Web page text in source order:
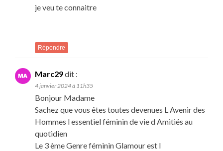
je veu te connaitre
Répondre
Marc29dit :
4 janvier 2024 à 11h35
Bonjour Madame
Sachez que vous êtes toutes devenues L Avenir des
Hommes l essentiel féminin de vie d Amitiés au
quotidien
Le 3 ème Genre féminin Glamour est l